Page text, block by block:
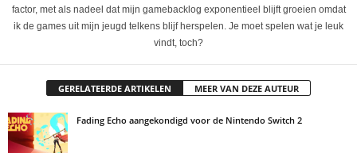
factor, met als nadeel dat mijn gamebacklog exponentieel blijft groeien omdat
ik de games uit mijn jeugd telkens blijf herspelen. Je moet spelen wat je leuk
vindt, toch?
GERELATEERDE ARTIKELEN MEER VAN DEZE AUTEUR
Fading Echo aangekondigd voor de Nintendo Switch 2